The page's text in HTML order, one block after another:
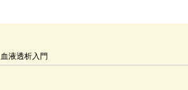
血液透析入門